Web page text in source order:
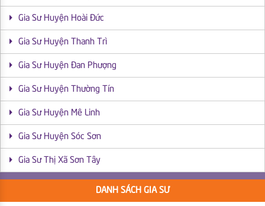
Gia Sư Huyện Hoài Đức
Gia Sư Huyện Thanh Trì
Gia Sư Huyện Đan Phượng
Gia Sư Huyện Thường Tín
Gia Sư Huyện Mê Linh
Gia Sư Huyện Sóc Sơn
Gia Sư Thị Xã Sơn Tây
DANH SÁCH GIA SƯ